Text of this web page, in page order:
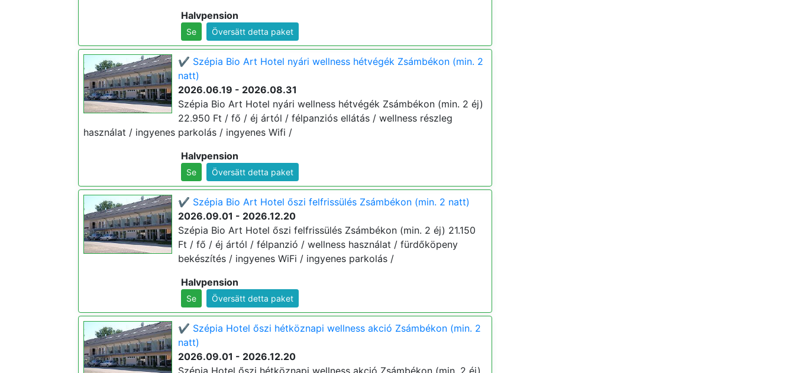
Halvpension
Se Översätt detta paket
✔️ Szépia Bio Art Hotel nyári wellness hétvégék Zsámbékon (min. 2
natt)
2026.06.19 - 2026.08.31
Szépia Bio Art Hotel nyári wellness hétvégék Zsámbékon (min. 2 éj)
22.950 Ft / fő / éj ártól / félpanziós ellátás / wellness részleg
használat / ingyenes parkolás / ingyenes Wifi /
Halvpension
Se Översätt detta paket
✔️ Szépia Bio Art Hotel őszi felfrissülés Zsámbékon (min. 2 natt)
2026.09.01 - 2026.12.20
Szépia Bio Art Hotel őszi felfrissülés Zsámbékon (min. 2 éj) 21.150
Ft / fő / éj ártól / félpanzió / wellness használat / fürdőköpeny
bekészítés / ingyenes WiFi / ingyenes parkolás /
Halvpension
Se Översätt detta paket
✔️ Szépia Hotel őszi hétköznapi wellness akció Zsámbékon (min. 2
natt)
2026.09.01 - 2026.12.20
Szépia Hotel őszi hétköznapi wellness akció Zsámbékon (min. 2 éj)